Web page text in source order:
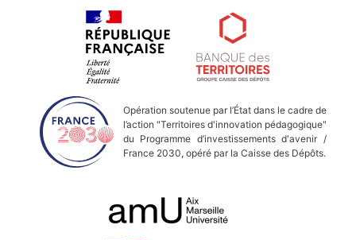
Opération soutenue par l’État dans le cadre de
l’action "Territoires d'innovation pédagogique"
du Programme d’investissements d'avenir /
France 2030, opéré par la Caisse des Dépôts.